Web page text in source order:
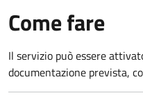
Come fare
Il servizio può essere
documentazione prevista,